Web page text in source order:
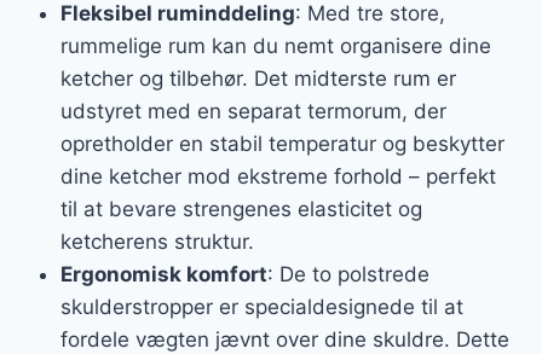
Fleksibel ruminddeling: Med tre store,
rummelige rum kan du nemt organisere dine
ketcher og tilbehør. Det midterste rum er
udstyret med en separat termorum, der
opretholder en stabil temperatur og beskytter
dine ketcher mod ekstreme forhold – perfekt
til at bevare strengenes elasticitet og
ketcherens struktur.
Ergonomisk komfort: De to polstrede
skulderstropper er specialdesignede til at
fordele vægten jævnt over dine skuldre. Dette